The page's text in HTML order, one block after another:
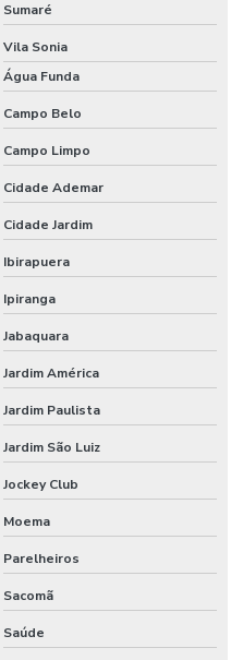
banho maria
Sumaré
Vila Sonia
Água Funda
Campo Belo
Campo Limpo
Cidade Ademar
Cidade Jardim
Ibirapuera
Ipiranga
Jabaquara
Jardim América
Jardim Paulista
Jardim São Luiz
Jockey Club
Moema
Parelheiros
Sacomã
Saúde